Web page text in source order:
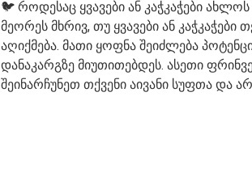
🐦 როდესაც ყვავები ან კაჭკაჭები
მეორეს მხრივ, თუ ყვავები ან
აღიქმება. მათი ყოფნა შეიძლება
დანაკარგზე მიუთითებდეს. ასეთი
შეინარჩუნეთ თქვენი აივანი სუფთა და